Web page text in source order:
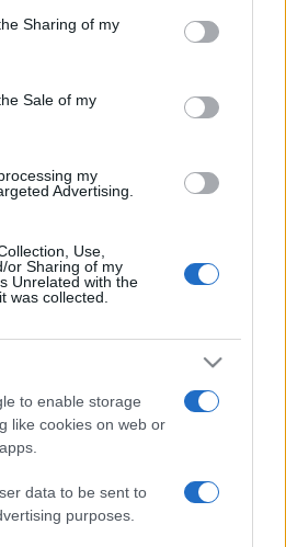
behaviour. You may click to
and its third-party tags to
purposes in below Google
Sharing of my
Sale of my
my
Advertising.
Use,
or Sharing of my
Unrelated with the
was collected.
to enable storage
like cookies on web or
data to be sent to
purposes.
hírességekkel dolgozott
Jackson, Paul McCartney,
Faithfull.
GA/Christophe Ketels